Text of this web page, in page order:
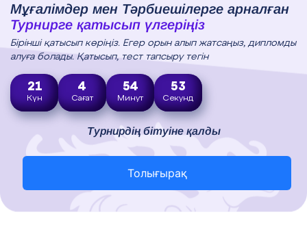
Мұғалімдер мен Тәрбиешілерге арналған
Турнирге қатысып үлгеріңіз
Бірінші қатысып көріңіз. Егер орын алып жатсаңыз, дипломды
алуға болады. Қатысып, тест тапсыру тегін
21
Күн
4
Сағат
54
Минут
52
Секунд
Турнирдің бітуіне қалды
Толығырақ